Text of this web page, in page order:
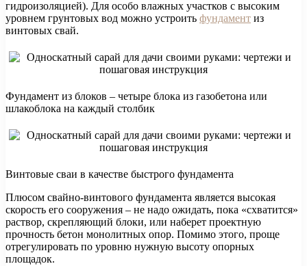
гидроизоляцией). Для особо влажных участков с высоким
уровнем грунтовых вод можно устроить фундамент из
винтовых свай.
Фундамент из блоков – четыре блока из газобетона или
шлакоблока на каждый столбик
Винтовые сваи в качестве быстрого фундамента
Плюсом свайно-винтового фундамента является высокая
скорость его сооружения – не надо ожидать, пока «схватится»
раствор, скрепляющий блоки, или наберет проектную
прочность бетон монолитных опор. Помимо этого, проще
отрегулировать по уровню нужную высоту опорных
площадок.